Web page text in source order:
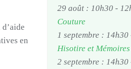
en
29 août : 10h30 -
Couture
1 septembre : 14h30
Hisotire et Mémoires
2 septembre : 14h30